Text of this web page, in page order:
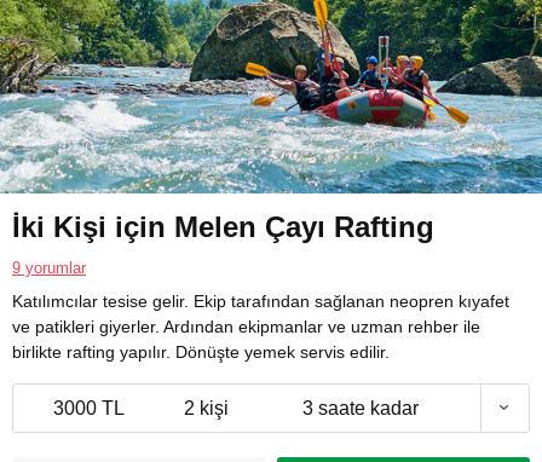
İki Kişi için Melen Çayı Rafting
9 yorumlar
Katılımcılar tesise gelir. Ekip tarafından sağlanan neopren kıyafet
ve patikleri giyerler. Ardından ekipmanlar ve uzman rehber ile
birlikte rafting yapılır. Dönüşte yemek servis edilir.
3000 TL 2 kişi 3 saate kadar